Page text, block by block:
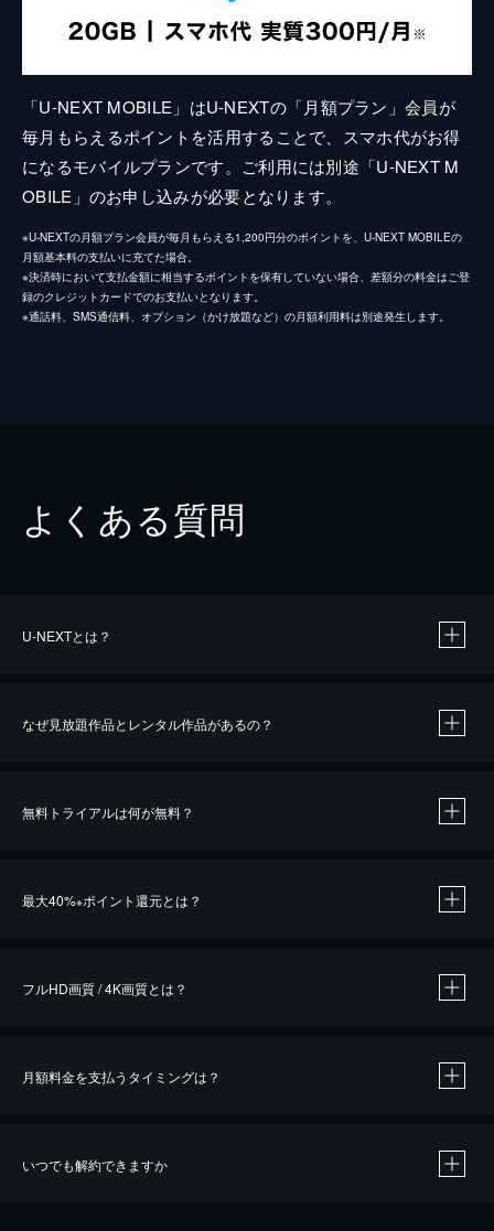
「U-NEXT MOBILE」はU-NEXTの「月額プラン」会員が
毎月もらえるポイントを活用することで、スマホ代がお得
になるモバイルプランです。ご利用には別途「U-NEXT M
OBILE」のお申し込みが必要となります。
※U-NEXTの月額プラン会員が毎月もらえる1,200円分のポイントを、U-NEXT MOBILEの
月額基本料の支払いに充てた場合。
※決済時において支払金額に相当するポイントを保有していない場合、差額分の料金はご登
録のクレジットカードでのお支払いとなります。
※通話料、SMS通信料、オプション（かけ放題など）の月額利用料は別途発生します。
よくある質問
U-NEXTとは？
なぜ見放題作品とレンタル作品があるの？
無料トライアルは何が無料？
最大40%※ポイント還元とは？
※40％ポイント還元の対象は、クレジットカード決済による作品の購入 / レンタルです。
フルHD画質 / 4K画質とは？
月額料金を支払うタイミングは？
いつでも解約できますか